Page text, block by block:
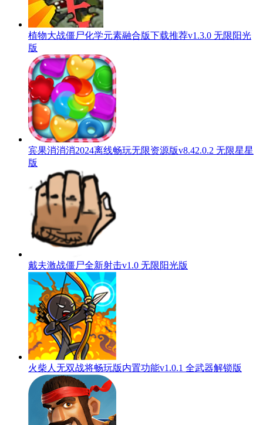
植物大战僵尸化学元素融合版下载推荐v1.3.0 无限阳光
版
宾果消消消2024离线畅玩无限资源版v8.42.0.2 无限星星
版
戴夫激战僵尸全新射击v1.0 无限阳光版
火柴人无双战将畅玩版内置功能v1.0.1 全武器解锁版